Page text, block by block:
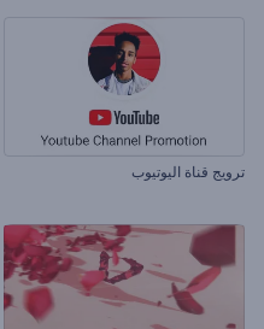
ترويج قناة اليوتيوب